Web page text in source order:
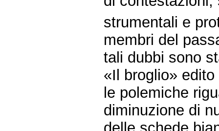
strumentali e
membri del
tali dubbi sono
«Il broglio»
le polemiche
diminuzione di